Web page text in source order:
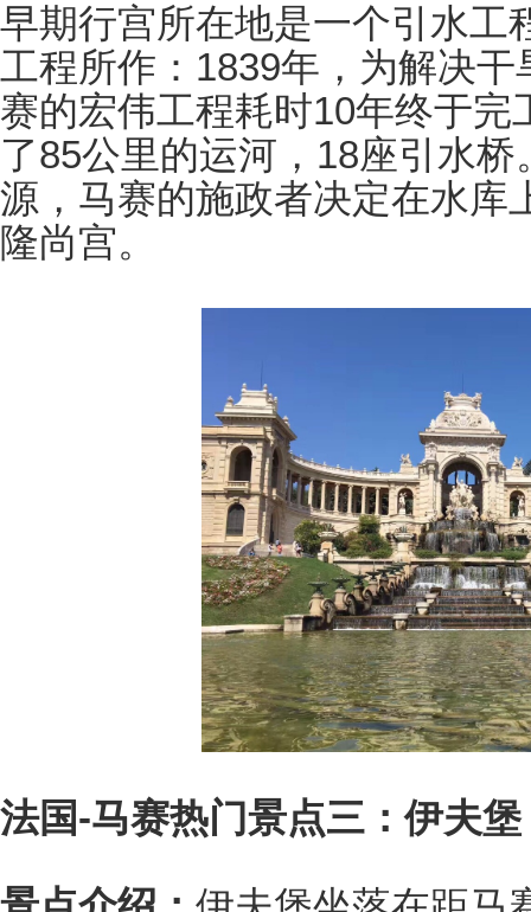
早期行宫所在地是一个引水工
工程所作：1839年，为解决
赛的宏伟工程耗时10年终于
了85公里的运河，18座引水
源，马赛的施政者决定在水库
隆尚宫。
法国-马赛热门景点三：伊夫堡